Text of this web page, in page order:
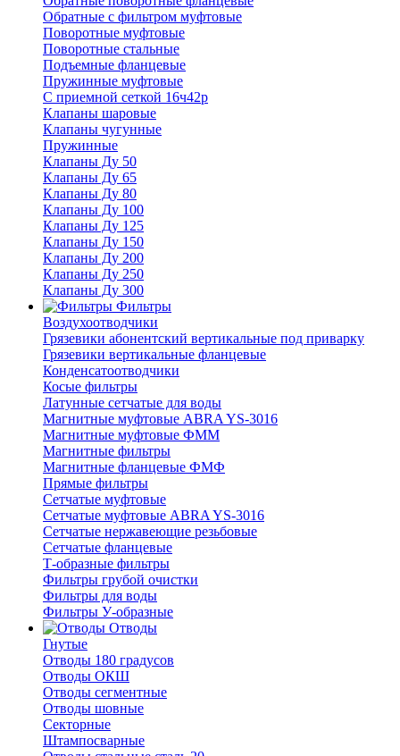
Обратные с фильтром муфтовые
Поворотные муфтовые
Поворотные стальные
Подъемные фланцевые
Пружинные муфтовые
С приемной сеткой 16ч42р
Клапаны шаровые
Клапаны чугунные
Пружинные
Клапаны Ду 50
Клапаны Ду 65
Клапаны Ду 80
Клапаны Ду 100
Клапаны Ду 125
Клапаны Ду 150
Клапаны Ду 200
Клапаны Ду 250
Клапаны Ду 300
Фильтры
Воздухоотводчики
Грязевики абонентский вертикальные под приварку
Грязевики вертикальные фланцевые
Конденсатоотводчики
Косые фильтры
Латунные сетчатые для воды
Магнитные муфтовые ABRA YS-3016
Магнитные муфтовые ФММ
Магнитные фильтры
Магнитные фланцевые ФМФ
Прямые фильтры
Сетчатые муфтовые
Сетчатые муфтовые ABRA YS-3016
Сетчатые нержавеющие резьбовые
Сетчатые фланцевые
Т-образные фильтры
Фильтры грубой очистки
Фильтры для воды
Фильтры У-образные
Отводы
Гнутые
Отводы 180 градусов
Отводы ОКШ
Отводы сегментные
Отводы шовные
Секторные
Штампосварные